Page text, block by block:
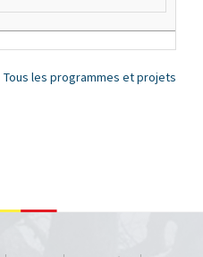
Tous les programmes et projets